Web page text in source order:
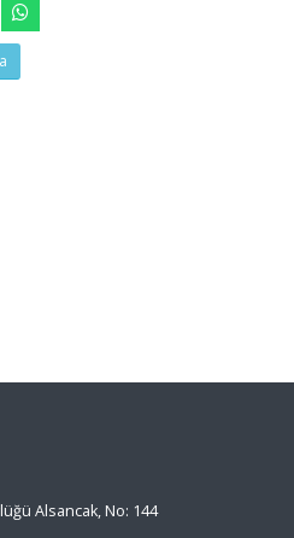
Alsancak, No: 144